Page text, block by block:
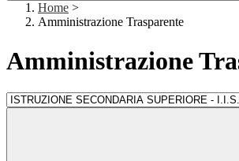
Home >
Amministrazione Trasparente
Amministrazione